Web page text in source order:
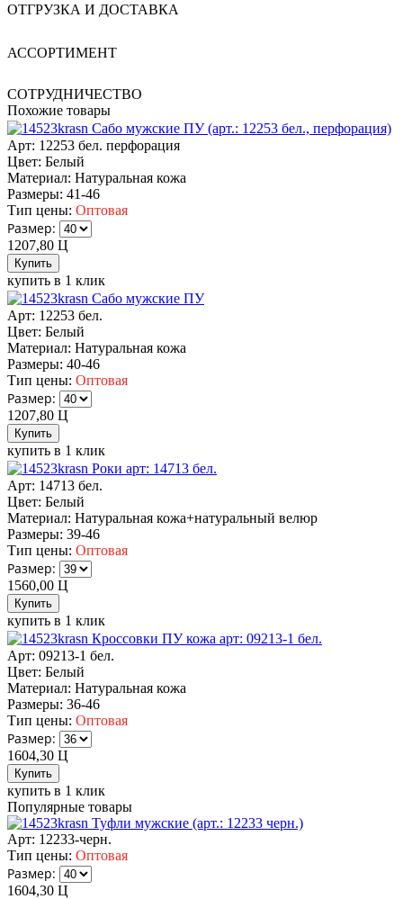
ОТГРУЗКА И ДОСТАВКА
АССОРТИМЕНТ
СОТРУДНИЧЕСТВО
Похожие товары
Сабо мужские ПУ (арт.: 12253 бел., перфорация)
Арт: 12253 бел. перфорация
Цвет: Белый
Материал: Натуральная кожа
Размеры: 41-46
Тип цены: Оптовая
Размер:
1207,80 Ц
купить в 1 клик
Сабо мужские ПУ
Арт: 12253 бел.
Цвет: Белый
Материал: Натуральная кожа
Размеры: 40-46
Тип цены: Оптовая
Размер:
1207,80 Ц
купить в 1 клик
Роки арт: 14713 бел.
Арт: 14713 бел.
Цвет: Белый
Материал: Натуральная кожа+натуральный велюр
Размеры: 39-46
Тип цены: Оптовая
Размер:
1560,00 Ц
купить в 1 клик
Кроссовки ПУ кожа арт: 09213-1 бел.
Арт: 09213-1 бел.
Цвет: Белый
Материал: Натуральная кожа
Размеры: 36-46
Тип цены: Оптовая
Размер:
1604,30 Ц
купить в 1 клик
Популярные товары
Туфли мужские (арт.: 12233 черн.)
Арт: 12233-черн.
Тип цены: Оптовая
Размер:
1604,30 Ц